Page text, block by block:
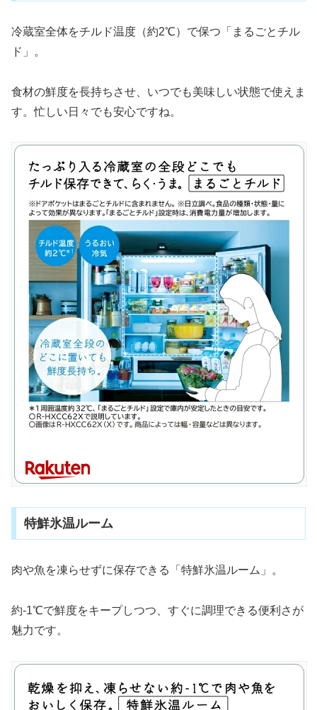
冷蔵室全体をチルド温度（約2℃）で保つ「まるごとチル
ド」。
食材の鮮度を長持ちさせ、いつでも美味しい状態で使えま
す。忙しい日々でも安心ですね。
特鮮氷温ルーム
肉や魚を凍らせずに保存できる「特鮮氷温ルーム」。
約-1℃で鮮度をキープしつつ、すぐに調理できる便利さが
魅力です。